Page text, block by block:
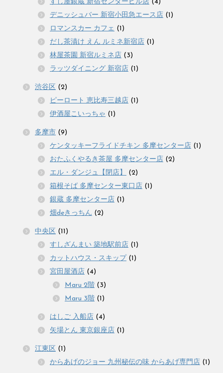
すし屋銀蔵 新宿センタービル店 (4)
デニッシュバー 新宿小田急エース店 (1)
ロマンスカー カフェ (1)
だし茶漬け えん ルミネ新宿店 (1)
林屋茶園 新宿ルミネ店 (3)
ラッツダイニング 新宿店 (1)
渋谷区 (2)
ピーロート 恵比寿三越店 (1)
伊酒屋こいっちゃ (1)
多摩市 (9)
ケンタッキーフライドチキン 多摩センター店 (1)
おたふくやるき茶屋 多摩センター店 (2)
エル・ダンジュ【閉店】
(2)
箱根そば 多摩センター東口店 (1)
銀蔵 多摩センター店 (1)
畑deきっちん (2)
中央区 (11)
すしざんまい 築地駅前店 (1)
カットハウス・スキップ (1)
宮田屋酒店 (4)
Maru 2階 (3)
Maru 3階 (1)
はしご 入船店 (4)
矢場とん 東京銀座店 (1)
江東区 (1)
からあげのジョー 九州秘伝の味 からあげ専門店 (1)